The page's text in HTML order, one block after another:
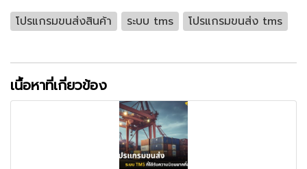
โปรแกรมขนส่งสินค้า ระบบ tms โปรแกรมขนส่ง tms
เนื้อหาที่เกี่ยวข้อง